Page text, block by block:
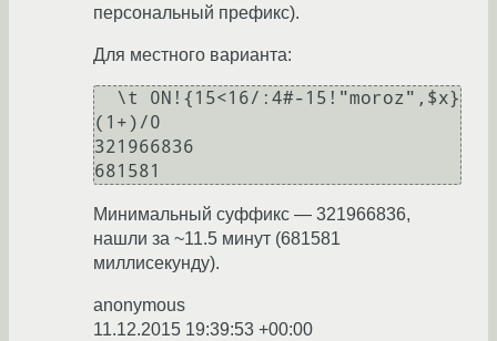
персональный префикс).
Для местного варианта:
(1+)/0
321966836
Минимальный суффикс — 321966836,
нашли за ~11.5 минут (681581
миллисекунду).
anonymous
11.12.2015 19:39:53 +00:00